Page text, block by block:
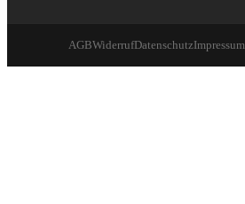
AGBWiderrufDatenschutzImpressum